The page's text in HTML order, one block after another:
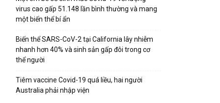
virus cao gấp 51.148 lần bình thường và mang
một biến thể bí ẩn
Biến thể SARS-CoV-2 tại California lây nhiễm
nhanh hơn 40% và sinh sản gấp đôi trong cơ
thể người
Tiêm vaccine Covid-19 quá liều, hai người
Australia phải nhập viện